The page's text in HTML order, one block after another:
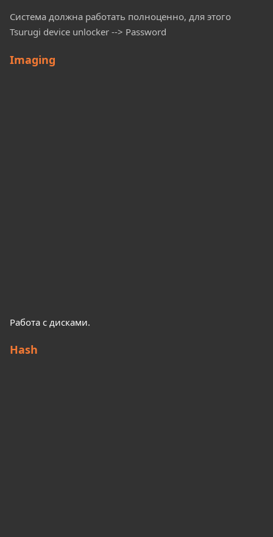
Система должна работать полноценно, для этого
Tsurugi device unlocker --> Password
Imaging
Работа с дисками.
Hash